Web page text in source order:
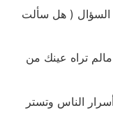
السؤال ( هل سألت
تراه عينك من
الناس وتستر